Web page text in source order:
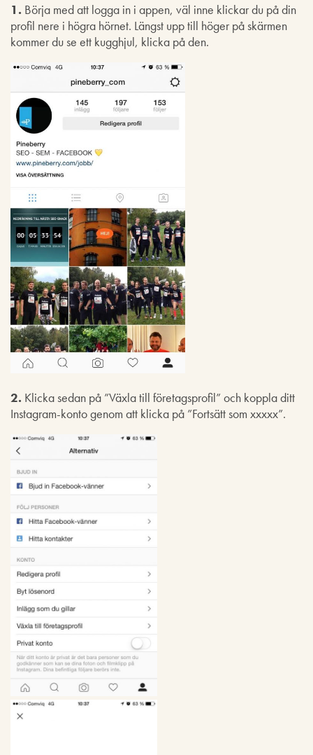
1. Börja med att logga in i appen, väl inne klickar du på din
profil nere i högra hörnet. Längst upp till höger på skärmen
kommer du se ett kugghjul, klicka på den.
2. Klicka sedan på ”Växla till företagsprofil” och koppla ditt
Instagram-konto genom att klicka på ”Fortsätt som xxxxx”.